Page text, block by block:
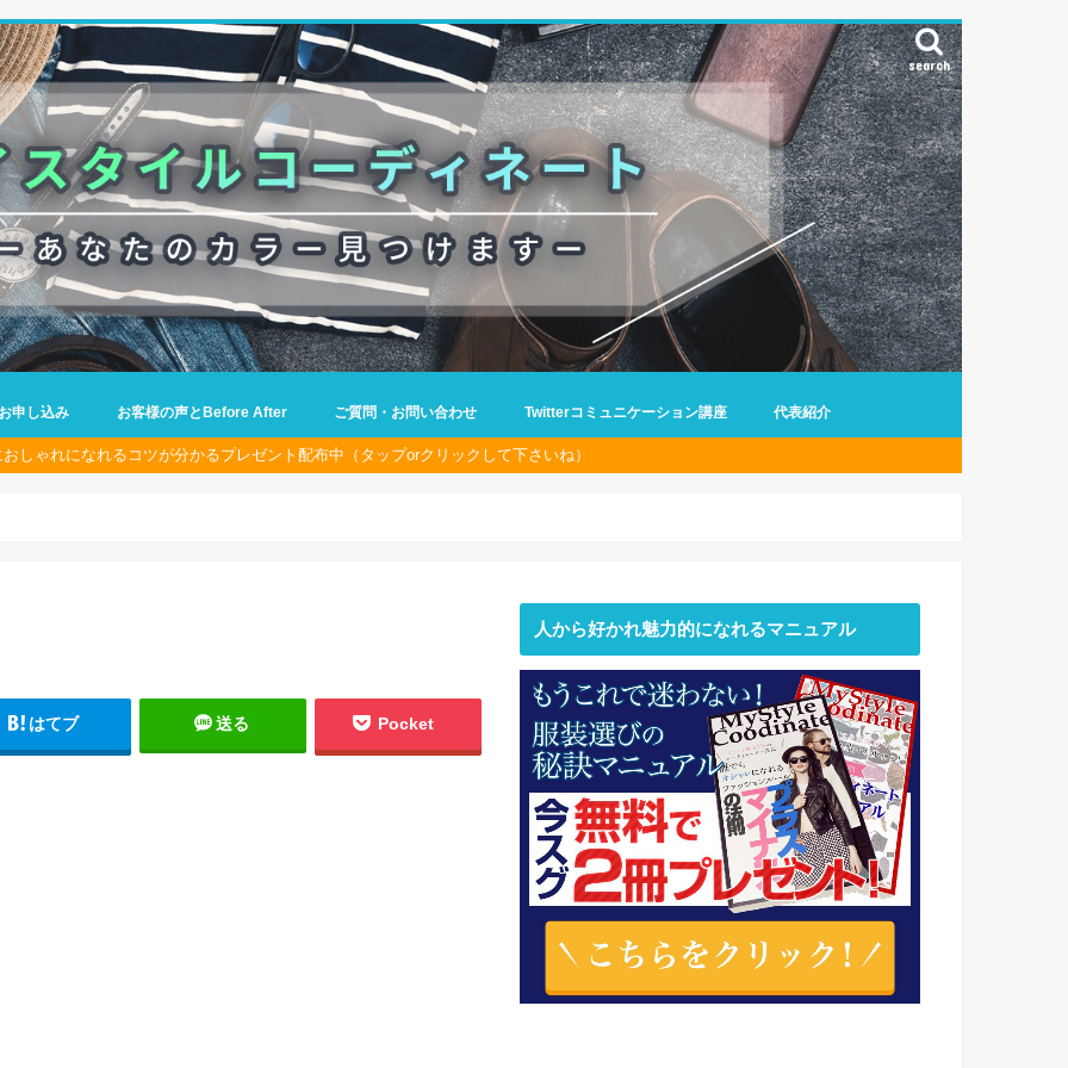
search
申し込み お客様の声とBefore After ご質問・お問い合わせ Twitterコミュニケーション講座 代表紹介
しゃれになれるコツが分かるプレゼント配布中（タップorクリックして下さいね）
はてブ 送る Pocket
人から好かれ魅力的になれるマニュアル